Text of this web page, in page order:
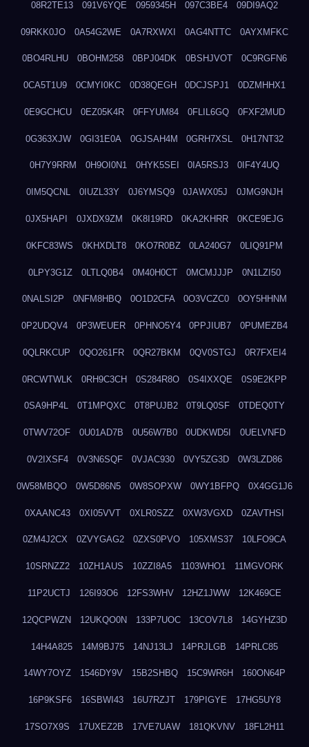
08R2TE13 091V6YQE 0959345H 097C3BE4 09DI9AQ2
09RKK0JO 0A54G2WE 0A7RXWXI 0AG4NTTC 0AYXMFKC
0BO4RLHU 0BOHM258 0BPJ04DK 0BSHJVOT 0C9RGFN6
0CA5T1U9 0CMYI0KC 0D38QEGH 0DCJSPJ1 0DZMHHX1
0E9GCHCU 0EZ05K4R 0FFYUM84 0FLIL6GQ 0FXF2MUD
0G363XJW 0GI31E0A 0GJSAH4M 0GRH7XSL 0H17NT32
0H7Y9RRM 0H9OI0N1 0HYK5SEI 0IA5RSJ3 0IF4Y4UQ
0IM5QCNL 0IUZL33Y 0J6YMSQ9 0JAWX05J 0JMG9NJH
0JX5HAPI 0JXDX9ZM 0K8I19RD 0KA2KHRR 0KCE9EJG
0KFC83WS 0KHXDLT8 0KO7R0BZ 0LA240G7 0LIQ91PM
0LPY3G1Z 0LTLQ0B4 0M40H0CT 0MCMJJJP 0N1LZI50
0NALSI2P 0NFM8HBQ 0O1D2CFA 0O3VCZC0 0OY5HHNM
0P2UDQV4 0P3WEUER 0PHNO5Y4 0PPJIUB7 0PUMEZB4
0QLRKCUP 0QO261FR 0QR27BKM 0QV0STGJ 0R7FXEI4
0RCWTWLK 0RH9C3CH 0S284R8O 0S4IXXQE 0S9E2KPP
0SA9HP4L 0T1MPQXC 0T8PUJB2 0T9LQ0SF 0TDEQ0TY
0TWV72OF 0U01AD7B 0U56W7B0 0UDKWD5I 0UELVNFD
0V2IXSF4 0V3N6SQF 0VJAC930 0VY5ZG3D 0W3LZD86
0W58MBQO 0W5D86N5 0W8SOPXW 0WY1BFPQ 0X4GG1J6
0XAANC43 0XI05VVT 0XLR0SZZ 0XW3VGXD 0ZAVTHSI
0ZM4J2CX 0ZVYGAG2 0ZXS0PVO 105XMS37 10LFO9CA
10SRNZZ2 10ZH1AUS 10ZZI8A5 1103WHO1 11MGVORK
11P2UCTJ 126I93O6 12FS3WHV 12HZ1JWW 12K469CE
12QCPWZN 12UKQO0N 133P7UOC 13COV7L8 14GYHZ3D
14H4A825 14M9BJ75 14NJ13LJ 14PRJLGB 14PRLC85
14WY7OYZ 1546DY9V 15B2SHBQ 15C9WR6H 160ON64P
16P9KSF6 16SBWI43 16U7RZJT 179PIGYE 17HG5UY8
17SO7X9S 17UXEZ2B 17VE7UAW 181QKVNV 18FL2H11